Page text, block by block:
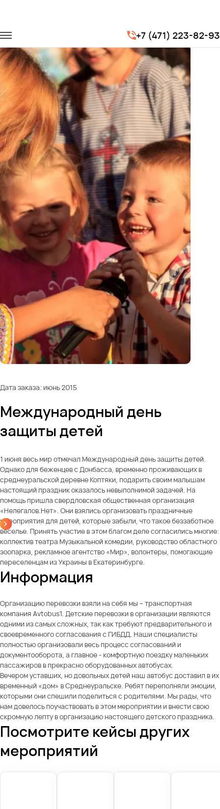
+7 (471) 223-82-93
Транспорт на мероприятия
Международный день защиты детей
Дата заказа: июнь 2015
Международный день
защиты детей
1 июня весь мир отмечал Международный день защиты детей.
Однако для беженцев с Донбасса, временно проживающих в
среднеуральской деревне Коптяки, подарить своим малышам
настоящий праздник оказалось невыполнимой задачей. На
помощь пришла свердловская общественная организация
«Нелегалов.Нет». Они взялись организовать праздничные
мероприятия для детей, которые забыли, что такое беззаботное
веселье. Принять участие в этом благом деле согласились многие:
коллектив театра Музыкальной комедии, руководство областного
зоопарка, рекламное агентство «Мир», волонтеры, помогающие
переселенцам из Украины в Екатеринбурге.
Информация
Организацию перевозки взяли на себя мы – транспортная
компания Avtobus1. Детские перевозки в организации являются
одними из самых сложных, так как требуют предварительного и
своевременного согласования с ГИБДД. Наши специалисты
полностью организовали весь процесс согласований и
документооборота, а главное - комфортную поездку маленьких
пассажиров в прекрасно оборудованных автобусах.
Вечером уставших, но довольных детей наш автобус доставил в их
временный «дом» в Среднеуральске. Ребят переполняли эмоции,
которыми они спешили поделиться с родителями. Мы рады, что
нам довелось поучаствовать в этом мероприятии и внести свою
скромную лепту в организацию настоящего детского праздника.
Посмотрите кейсы других
мероприятий